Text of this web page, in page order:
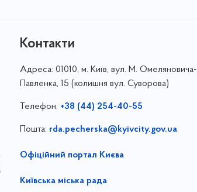
,
Контакти
Адреса: 01010, м. Київ, вул. М. Омеляновича-
Павленка, 15 (колишня вул. Суворова)
Телефон: +38 (44) 254-40-55
Пошта: rda.pecherska@kyivcity.gov.ua
Офіційний портал Києва
Київська міська рада